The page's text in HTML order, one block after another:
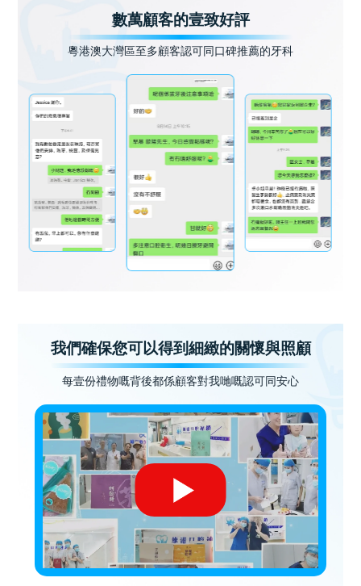
數萬顧客的壹致好評
粵港澳大灣區至多顧客認可同口碑推薦的牙科
我們確保您可以得到細緻的關懷與照顧
每壹份禮物嘅背後都係顧客對我哋嘅認可同安心